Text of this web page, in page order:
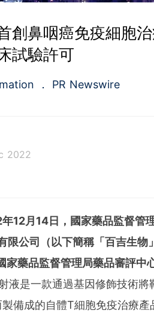
創鼻咽癌免疫細胞
試驗許可
PR Newswire
2022
and investor
Having pioneered the
PR Newswire today
and social channels.
distribution and
and platforms, PR Newswire
the world. PR Newswire serves
the Americas, Europe, Middle
12月14日，國家藥品監督管
限公司（以下簡稱「百吉生物
藥品監督管理局藥品審評中
液是一款通過基因修飾技術將
備成的自體T細胞免疫治療